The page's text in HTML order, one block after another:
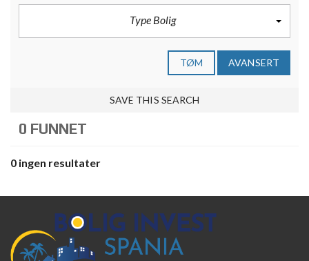
Type Bolig
TØM AVANSERT
SAVE THIS SEARCH
0 FUNNET
0 ingen resultater